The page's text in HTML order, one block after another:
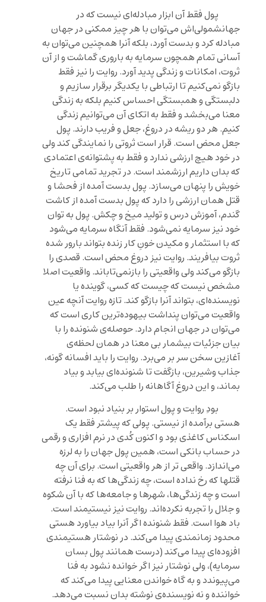
پول فقط آن ابزار مبادله‌ای نیست که در
جهانشمولی‌اش می‌توان با هر چیز ممکنی در جهان
مبادله ‌کرد و بدست آورد، بلکه آنرا همچنین می‌توان به
آسانی تمام همچون سرمایه به باروری گماشت و از آن
ثروت، امکانات و زندگی پدید آورد. روایت را نیز فقط
بازگو نمی‌کنیم تا ارتباطی با یکدیگر برقرار سازیم و
دلبستگی و همبستگی احساس کنیم بلکه به زندگی
معنا می‌بخشد و فقط به اتکای آن می‌توانیم زندگی
کنیم. هر دو ریشه در دروغ، جعل و فریب دارند. پول
جعل محض است. قرار است ثروتی را نمایندگی کند ولی
در خود هیچ ارزشی ندارد و فقط به پشتوانه‌ی اعتمادی
که بدان داریم ارزشمند است. در تجرید تمامی تاریخ
خویش را پنهان می‌سازد. پول بدست آمده از فحشا و
قتل همان ارزشی را دارد که پول بدست آمده از کاشت
گندم، آموزش درس و تولید میخ و چکش. پول به توان
خود نیز سرمایه نمی‌شود. فقط آنگاه سرمایه می‌شود
که با استثمار و مکیدن خونِ کار زنده بتواند بارور شده
ثروت بیافریند. روایت نیز دروغ محض است. قصدی را
بازگو می‌کند ولی واقعیتی را بازنمی‌تاباند. واقعیت اصلا
مشخص نیست که چیست که کسی، گوینده یا
نویسنده‌ای، بتواند آنرا بازگو کند. تازه روایت آنچه عین
واقعیت می‌توان پنداشت بیهوده‌ترین کاری است که
می‌توان در جهان انجام دارد. حوصله‌ی شنونده را با
بیان جزئیات بیشمار بی معنا در همان لحظه‌ی
آغازین سخن سر بر می‌برد. روایت را باید افسانه گونه،
جذاب وشیرین، بازگفت تا شنونده‌ای بیابد و بیاد
بماند، و این دروغ آگاهانه را طلب می‌کند.
بودِ روایت و پول استوار بر بنیاد نبود است.
هستی برآمده از نیستی. پولی که پیشتر فقط یک
اسکناس کاغذی بود و اکنون کُدی در نرم افزاری و رقمی
در حساب بانکی است، همین پول جهان را به لرزه
می‌اندازد. واقعی تر از هر واقعیتی است. برای آن چه
قتلها که رخ نداده است، چه زندگی‌ها که به فنا نرفته
است و چه زندگی‌ها، شهرها و جامعه‌ها که با آن شکوه
و جلال را تجربه نکرده‌اند. روایت نیز نیستیمند است.
باد هوا است. فقط شنونده اگر آنرا بیاد بیاورد هستی
محدود زمانمندی پیدا می‌کند. در نوشتار هستیمندی
افزوده‌ای پیدا می‌کند (درست همانند پول بسان
سرمایه)، ولی نوشتار نیز اگر خوانده نشود به فنا
می‌پیوندد و به گاه خواندن معنایی پیدا می‌کند که
خواننده و نه نویسنده‌ی نوشته بدان نسبت می‌دهد.